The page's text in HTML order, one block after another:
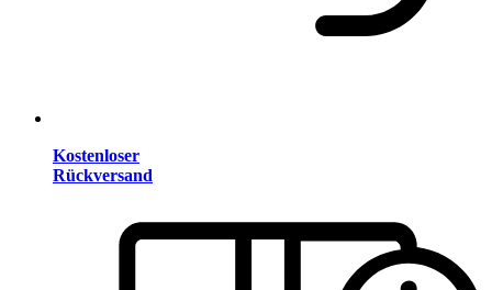
Kostenloser
Rückversand